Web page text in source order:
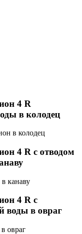
4 R
в колодец
4 R с отводом
4 R с
воды в овраг